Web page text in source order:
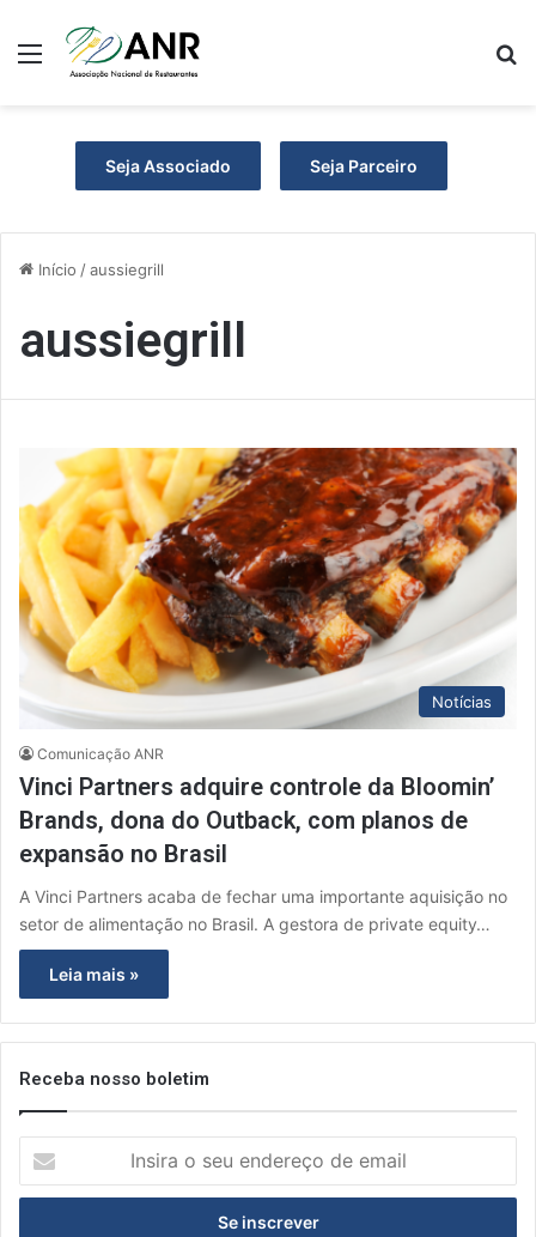
Menu
Seja Associado Seja Parceiro
Início /aussiegrill
aussiegrill
Notícias
Comunicação ANR
Vinci Partners adquire controle da Bloomin’
Brands, dona do Outback, com planos de
expansão no Brasil
A Vinci Partners acaba de fechar uma importante aquisição no
setor de alimentação no Brasil. A gestora de private equity…
Leia mais »
Receba nosso boletim
s